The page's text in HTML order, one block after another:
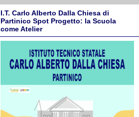
I.T. Carlo Alberto Dalla Chiesa di
Partinico Spot Progetto: la Scuola
come Atelier